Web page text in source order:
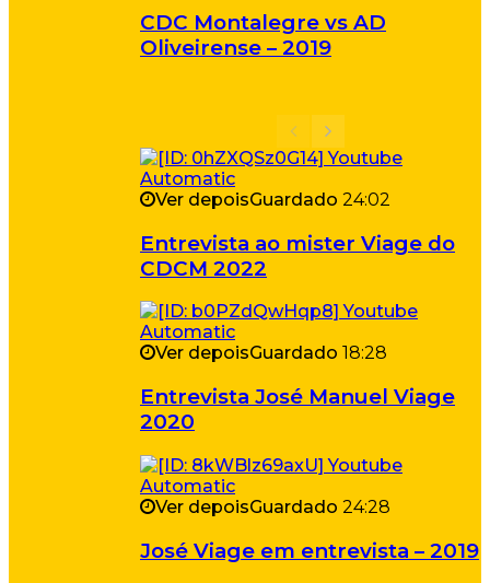
CDC Montalegre vs AD
Oliveirense – 2019
Ver depoisGuardado 24:02
Entrevista ao mister Viage do
CDCM 2022
Ver depoisGuardado 18:28
Entrevista José Manuel Viage
2020
Ver depoisGuardado 24:28
José Viage em entrevista – 2019